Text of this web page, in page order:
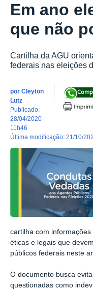
Em ano
que não
Cartilha da AGU
federais nas eleições
por Cleyton
Lutz
publicado:
28/04/2020
11h46
última modificação: 21/10/
cartilha com
éticas e legais que
públicos federais neste
O documento busca
questionadas como